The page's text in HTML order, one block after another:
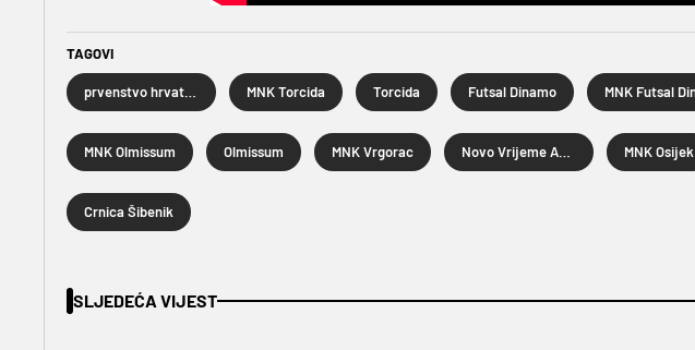
TAGOVI
prvenstvo hrvatske u futsalu MNK Torcida Torcida Futsal Dinamo
MNK Olmissum Olmissum MNK Vrgorac Novo Vrijeme Apfel MNK Osijek
Crnica Šibenik
SLJEDEĆA VIJEST